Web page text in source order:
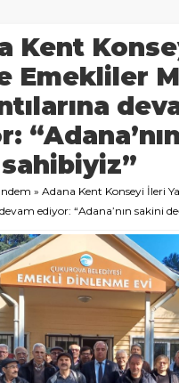
Kent
Emekliler
» Adana Kent Konseyi İleri
ediyor: “Adana’nın sakini